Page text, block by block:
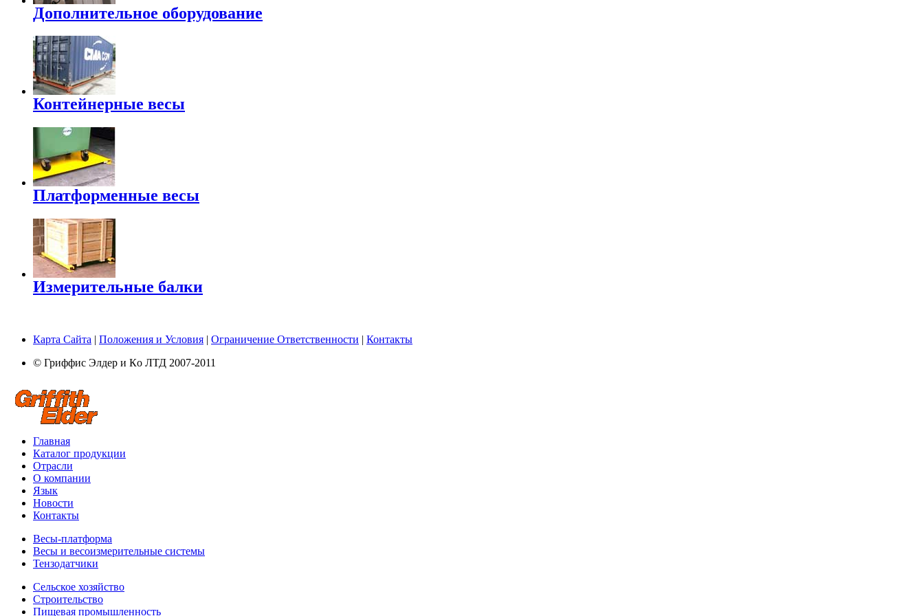
Дополнительное оборудование
Контейнерные весы
Платформенные весы
Измерительные балки
Карта Сайта | Положения и Условия | Ограничение Ответственности | Контакты
© Гриффис Элдер и Кo ЛТД 2007-2011
Главная
Каталог продукции
Отрасли
О компании
Язык
Новости
Контакты
Весы-платформа
Весы и весоизмерительные системы
Тензодатчики
Сельское хозяйство
Строительство
Пищевая промышленность